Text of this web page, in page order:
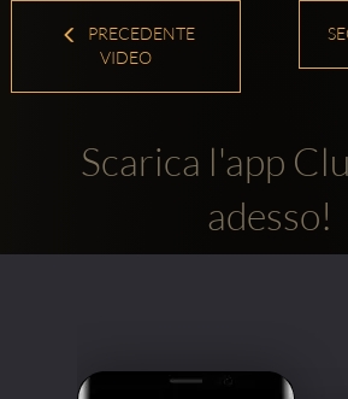
PRECEDENTE
VIDEO
Scarica l'app
adesso!